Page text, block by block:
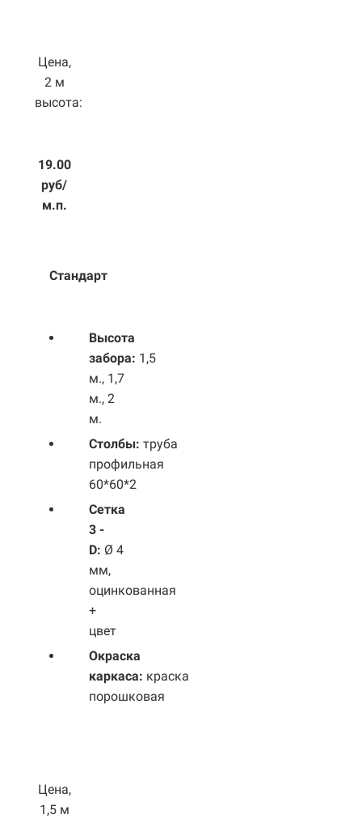
Цена,
2 м
высота:
19.00
руб/
м.п.
Стандарт
Высота
забора: 1,5
м., 1,7
м., 2
м.
Столбы: труба
профильная
60*60*2
Сетка
3 -
D: Ø 4
мм,
оцинкованная
+
цвет
Окраска
каркаса: краска
порошковая
Цена,
1,5 м